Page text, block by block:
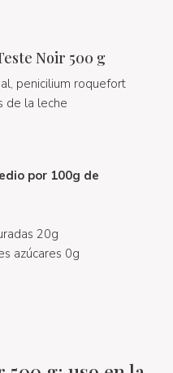
Noir 500 g
penicilium roquefort
de la leche
por 100g de
20g
azúcares 0g